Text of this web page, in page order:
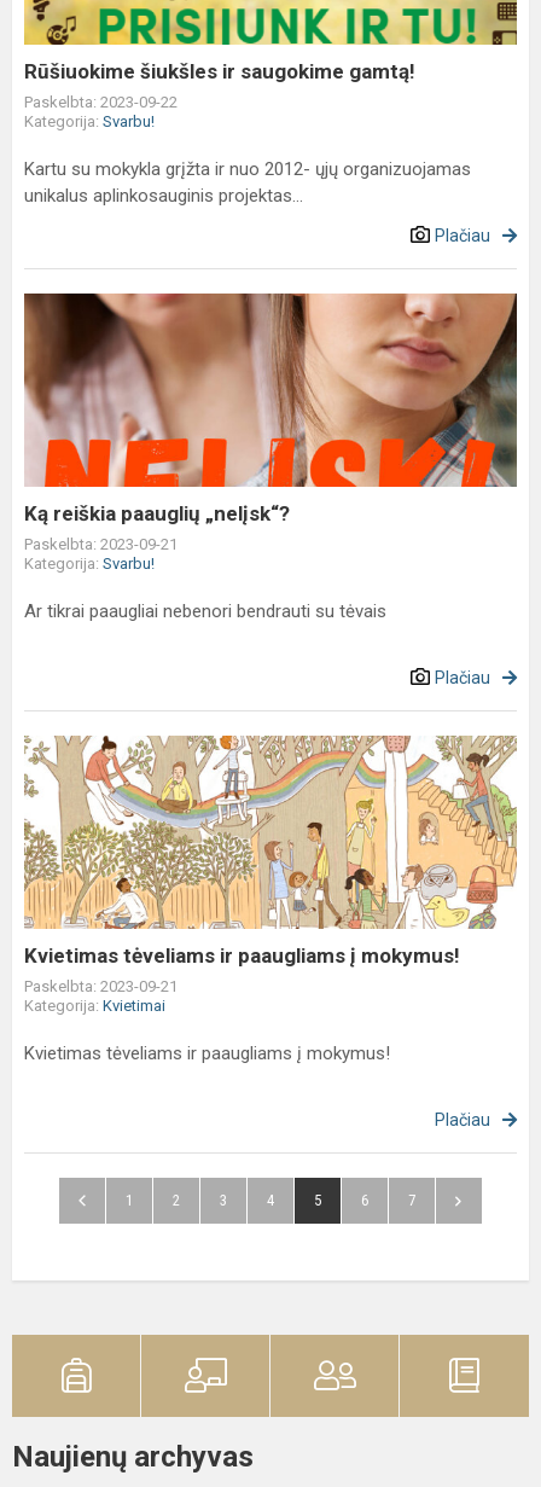
Rūšiuokime šiukšles ir saugokime gamtą!
Paskelbta: 2023-09-22
Kategorija: Svarbu!
Kartu su mokykla grįžta ir nuo 2012- ųjų organizuojamas
unikalus aplinkosauginis projektas...
Plačiau
Ką
paauglių
„nelįsk“?
Ką reiškia paauglių „nelįsk“?
Paskelbta: 2023-09-21
Kategorija: Svarbu!
Ar tikrai paaugliai nebenori bendrauti su tėvais
Plačiau
Kvietimas
tėveliams
ir
paaugliams
į
mokymus!
Kvietimas tėveliams ir paaugliams į mokymus!
Paskelbta: 2023-09-21
Kategorija: Kvietimai
Kvietimas tėveliams ir paaugliams į mokymus!
Plačiau
1 2 3 4 5 6 7
Naujienų archyvas